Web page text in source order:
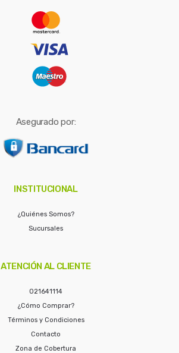
Asegurado por:
INSTITUCIONAL
¿Quiénes Somos?
Sucursales
ATENCIÓN AL CLIENTE
021641114
¿Cómo Comprar?
Términos y Condiciones
Contacto
Zona de Cobertura